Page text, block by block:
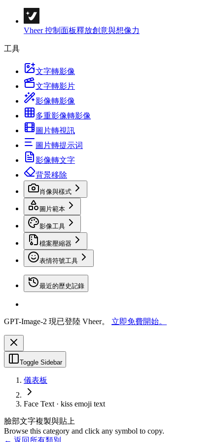
Vheer 控制面板釋放創意與想像力
工具
文字轉影像
文字轉影片
影像轉影像
多重影像轉影像
圖片轉視訊
圖片轉提示词
影像轉文字
背景移除
肖像與樣式
圖片範本
影像工具
檔案壓縮器
表情符號工具
最近的歷史記錄
GPT-Image-2 現已登陸 Vheer。 立即免費開始。
Toggle Sidebar
儀表板
Face Text · kiss emoji text
臉部文字複製與貼上
Browse this category and click any symbol to copy.
← 返回所有類別